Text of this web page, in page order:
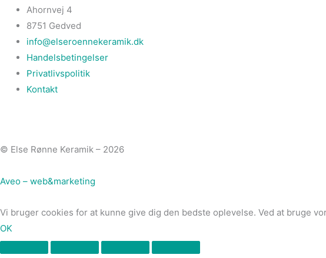
Ahornvej 4
8751 Gedved
info@elseroennekeramik.dk
Handelsbetingelser
Privatlivspolitik
Kontakt
© Else Rønne Keramik – 2026
Aveo – web&marketing
Vi bruger cookies for at kunne give dig den bedste oplevelse. Ved at bruge
OK